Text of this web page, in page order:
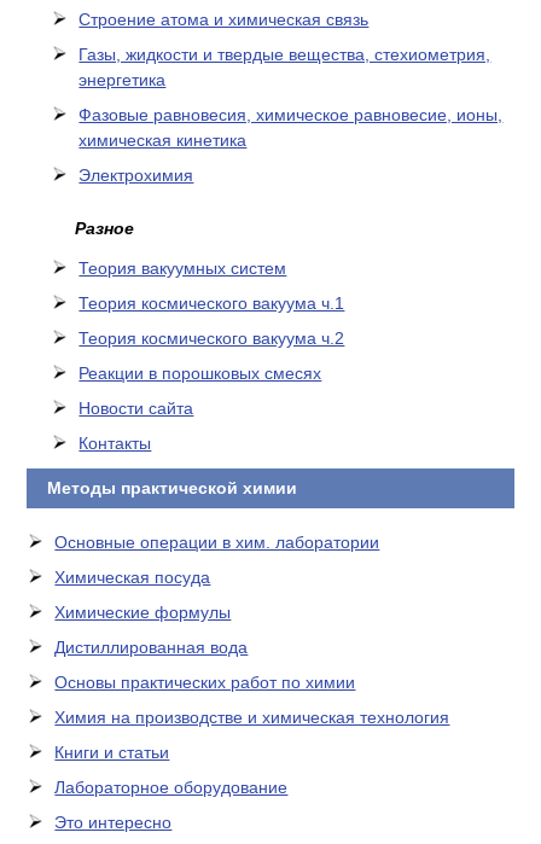
Cтроение атома и химическая связь
Газы, жидкости и твердые вещества, стехиометрия,
энергетика
Фазовые равновесия, химическое равновесие, ионы,
химическая кинетика
Электрохимия
Разное
Теория вакуумных систем
Теория космического вакуума ч.1
Теория космического вакуума ч.2
Реакции в порошковых смесях
Новости сайта
Контакты
Методы практической химии
Основные операции в хим. лаборатории
Химическая посуда
Химические формулы
Дистиллированная вода
Основы практических работ по химии
Химия на производстве и химическая технология
Книги и статьи
Лабораторное оборудование
Это интересно